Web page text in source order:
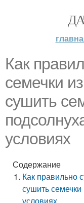
Как
семечки
сушить
условиях
Содержание
Как правильно
сушить